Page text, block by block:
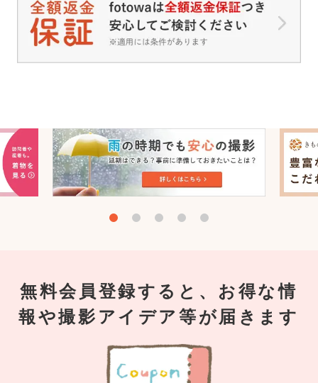
無料会員登録すると、お得な情
報や撮影アイデア等が届きます